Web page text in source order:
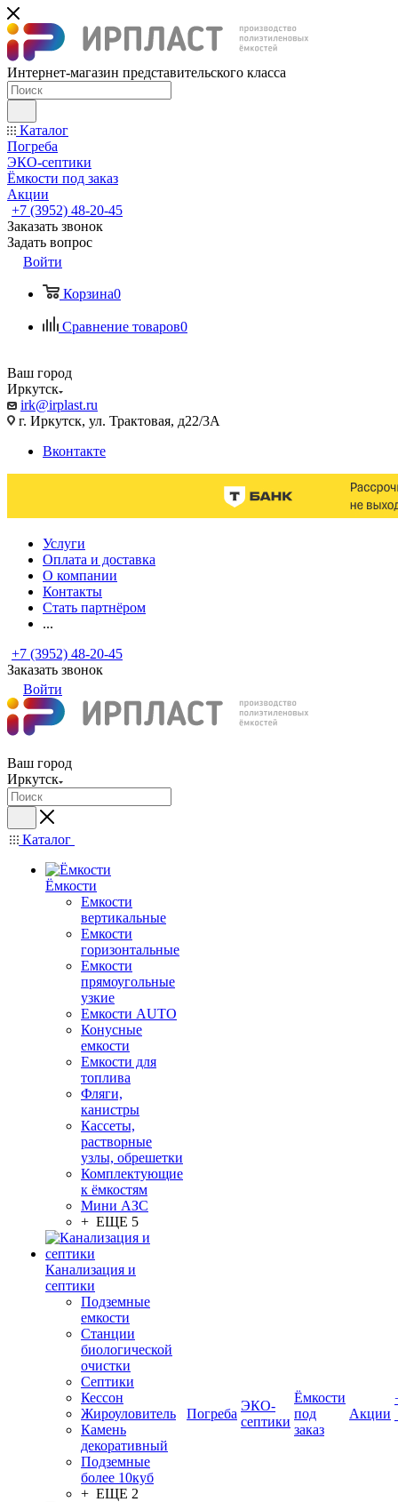
Интернет-магазин представительского класса
Каталог
Погреба
ЭКО-септики
Ёмкости под заказ
Акции
+7 (3952) 48-20-45
Заказать звонок
Задать вопрос
Войти
Корзина0
Сравнение товаров0
Ваш город
Иркутск
irk@irplast.ru
г. Иркутск, ул. Трактовая, д22/3А
Вконтакте
Услуги
Оплата и доставка
О компании
Контакты
Стать партнёром
...
+7 (3952) 48-20-45
Заказать звонок
Войти
Ваш город
Иркутск
Каталог
Ёмкости
Емкости
вертикальные
Емкости
горизонтальные
Емкости
прямоугольные
узкие
Емкости АUТО
Конусные
емкости
Емкости для
топлива
Фляги,
канистры
Кассеты,
растворные
узлы, обрешетки
Комплектующие
к ёмкостям
Мини АЗС
+ ЕЩЕ 5
Канализация и
септики
Подземные
емкости
Станции
биологической
очистки
Септики
Кессон
Жироуловитель
Камень
декоративный
Подземные
более 10куб
+ ЕЩЕ 2
Погреба
ЭКО-
септики
Ёмкости
под
заказ
Акции